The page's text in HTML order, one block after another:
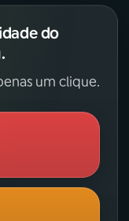
do
um clique.